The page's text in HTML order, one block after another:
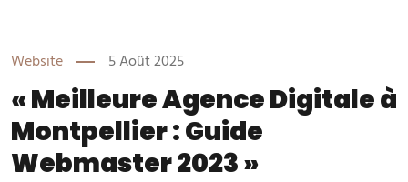
Website 5 Août 2025
« Meilleure Agence Digitale à
Montpellier : Guide
Webmaster 2023 »